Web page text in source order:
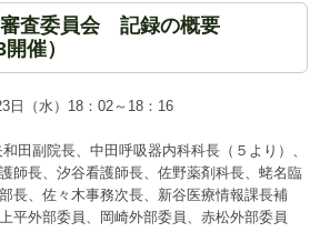
査委員会 記録の概要
催）
日（水）18：02～18：16
田副院長、中田呼吸器内科科長（５より）、
師長、汐谷看護師長、佐野薬剤科長、蛯名臨
長、佐々木事務次長、新谷医療情報課長補
平外部委員、岡崎外部委員、赤松外部委員